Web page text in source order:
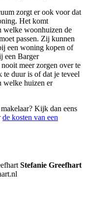
zorgt er ook voor dat
Het komt
welke woonhuizen de
passen. Zij kunnen
een woning kopen of
een Barger
meer zorgen over te
te duur is of dat je teveel
welke huizen er
Kijk dan eens
de kosten van een
Stefanie Greefhart